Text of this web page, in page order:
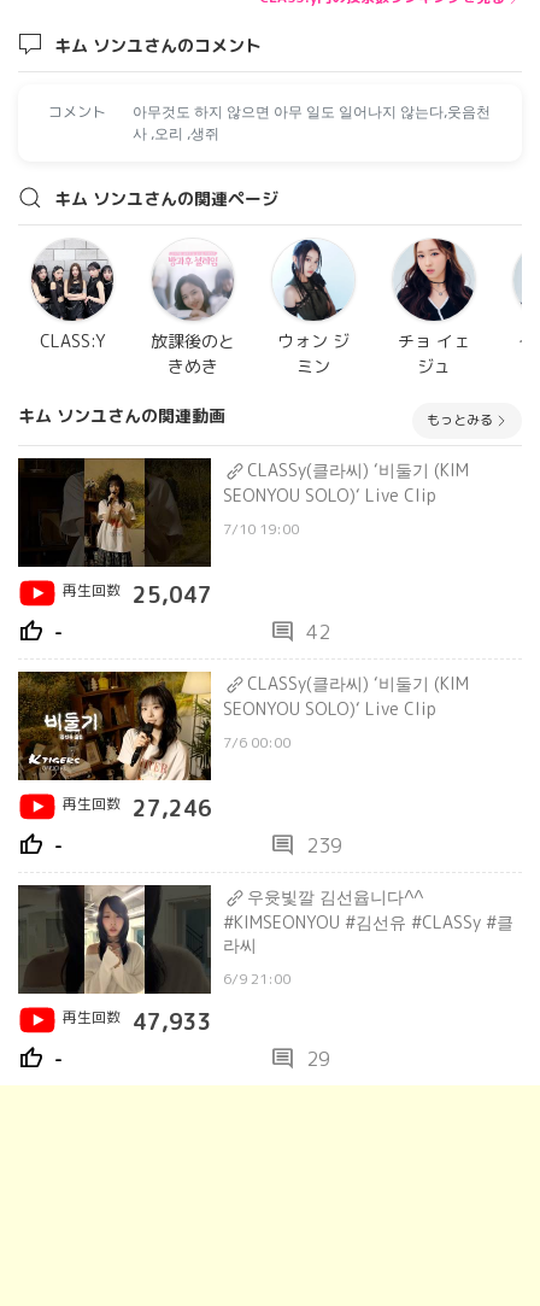
キム ソンユさんのコメント
コメント
아무것도 하지 않으면 아무 일도 일어나지 않는다,웃음천
사 ,오리 ,생쥐
キム ソンユさんの関連ページ
CLASS:Y
放課後のと
きめき
ウォン ジ
ミン
チョ イェ
ジュ
イ
キム ソンユさんの関連動画 もっとみる
CLASSy(클라씨) ‘비둘기 (KIM
SEONYOU SOLO)‘ Live Clip
7/10 19:00
再生回数 25,047
thumb_up - comment 42
CLASSy(클라씨) ‘비둘기 (KIM
SEONYOU SOLO)‘ Live Clip
7/6 00:00
再生回数 27,246
thumb_up - comment 239
우윳빛깔 김선윱니다^^
#KIMSEONYOU #김선유 #CLASSy #클
라씨
6/9 21:00
再生回数
47,933
thumb_up - comment 29